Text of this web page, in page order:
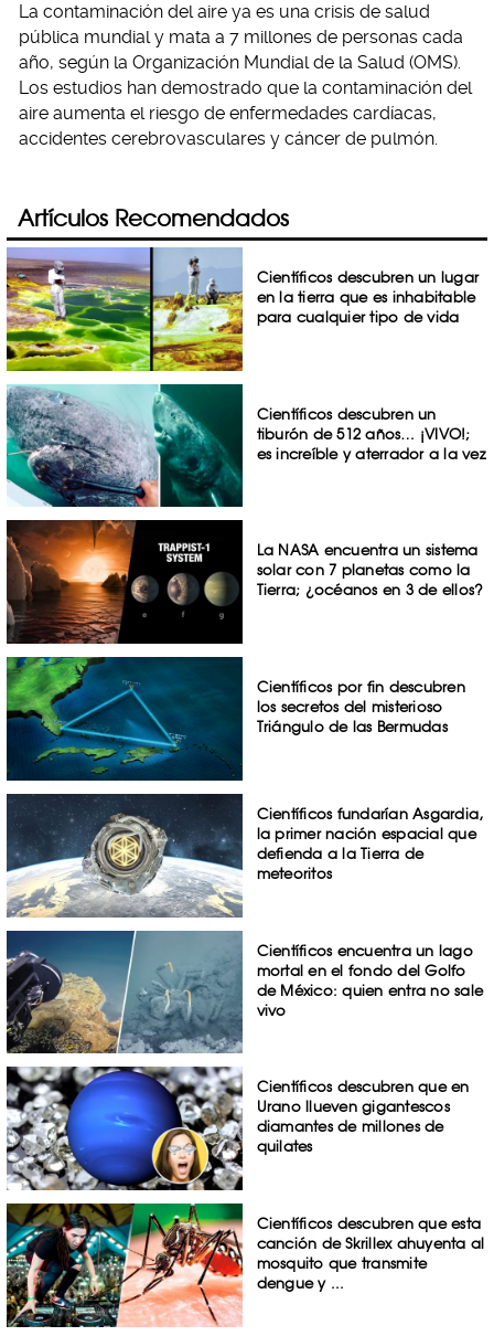
La contaminación del aire ya es una crisis de salud
pública mundial y mata a 7 millones de personas cada
año, según la Organización Mundial de la Salud (OMS).
Los estudios han demostrado que la contaminación del
aire aumenta el riesgo de enfermedades cardíacas,
accidentes cerebrovasculares y cáncer de pulmón.
Artículos Recomendados
Científicos descubren un lugar
en la tierra que es inhabitable
para cualquier tipo de vida
Científicos descubren un
tiburón de 512 años… ¡VIVO!;
es increíble y aterrador a la vez
La NASA encuentra un sistema
solar con 7 planetas como la
Tierra; ¿océanos en 3 de ellos?
Científicos por fin descubren
los secretos del misterioso
Triángulo de las Bermudas
Científicos fundarían Asgardia,
la primer nación espacial que
defienda a la Tierra de
meteoritos
Científicos encuentra un lago
mortal en el fondo del Golfo
de México: quien entra no sale
vivo
Científicos descubren que en
Urano llueven gigantescos
diamantes de millones de
quilates
Científicos descubren que esta
canción de Skrillex ahuyenta al
mosquito que transmite
dengue y ...